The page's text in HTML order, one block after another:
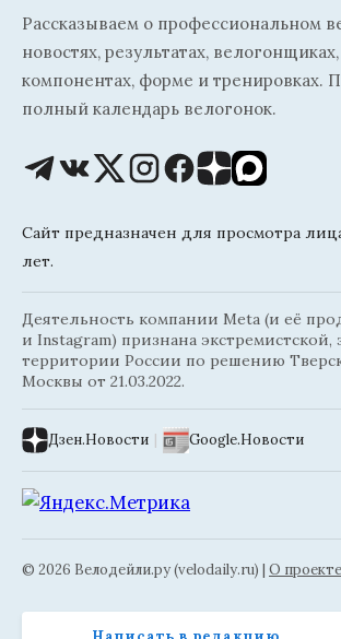
Рассказываем о профессиональном
новостях, результатах,
компонентах, форме и тренировках.
полный календарь велогонок.
Сайт предназначен для просмотра
лет.
Деятельность компании Meta (и её
и Instagram) признана экстремистской,
территории России по решению
Москвы от 21.03.2022.
Дзен.Новости | Google.Новости
© 2026 Велодейли.ру (velodaily.ru) | О проекте